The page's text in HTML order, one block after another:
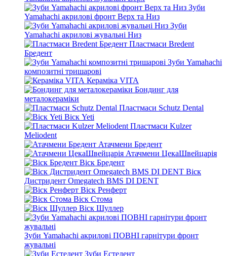
Зуби
Yamahachi акрилові фронт Верх та Низ
Зуби
Yamahachi акрилові жувальні Низ
Пластмаси Bredent
Бредент
Зуби Yamahachi
композитні тришарові
Кераміка VITA
Бондинг для
металокераміки
Пластмаси Schutz Dental
Віск Yeti
Пластмаси Kulzer
Meliodent
Атачмени Бредент
Атачмени ЦекаШвейцарія
Віск Бредент
Віск
Дистридент Omegatech BMS DI DENT
Віск Ренферт
Віск Стома
Віск Шуллер
Зуби Yamahachi акрилові ПОВНІ гарнітури фронт
жувальні
Зуби Естедент